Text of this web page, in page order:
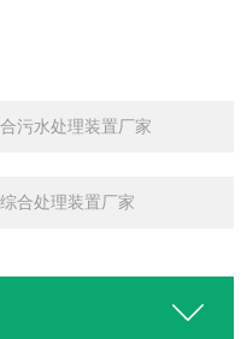
污水处理装置厂家
合处理装置厂家